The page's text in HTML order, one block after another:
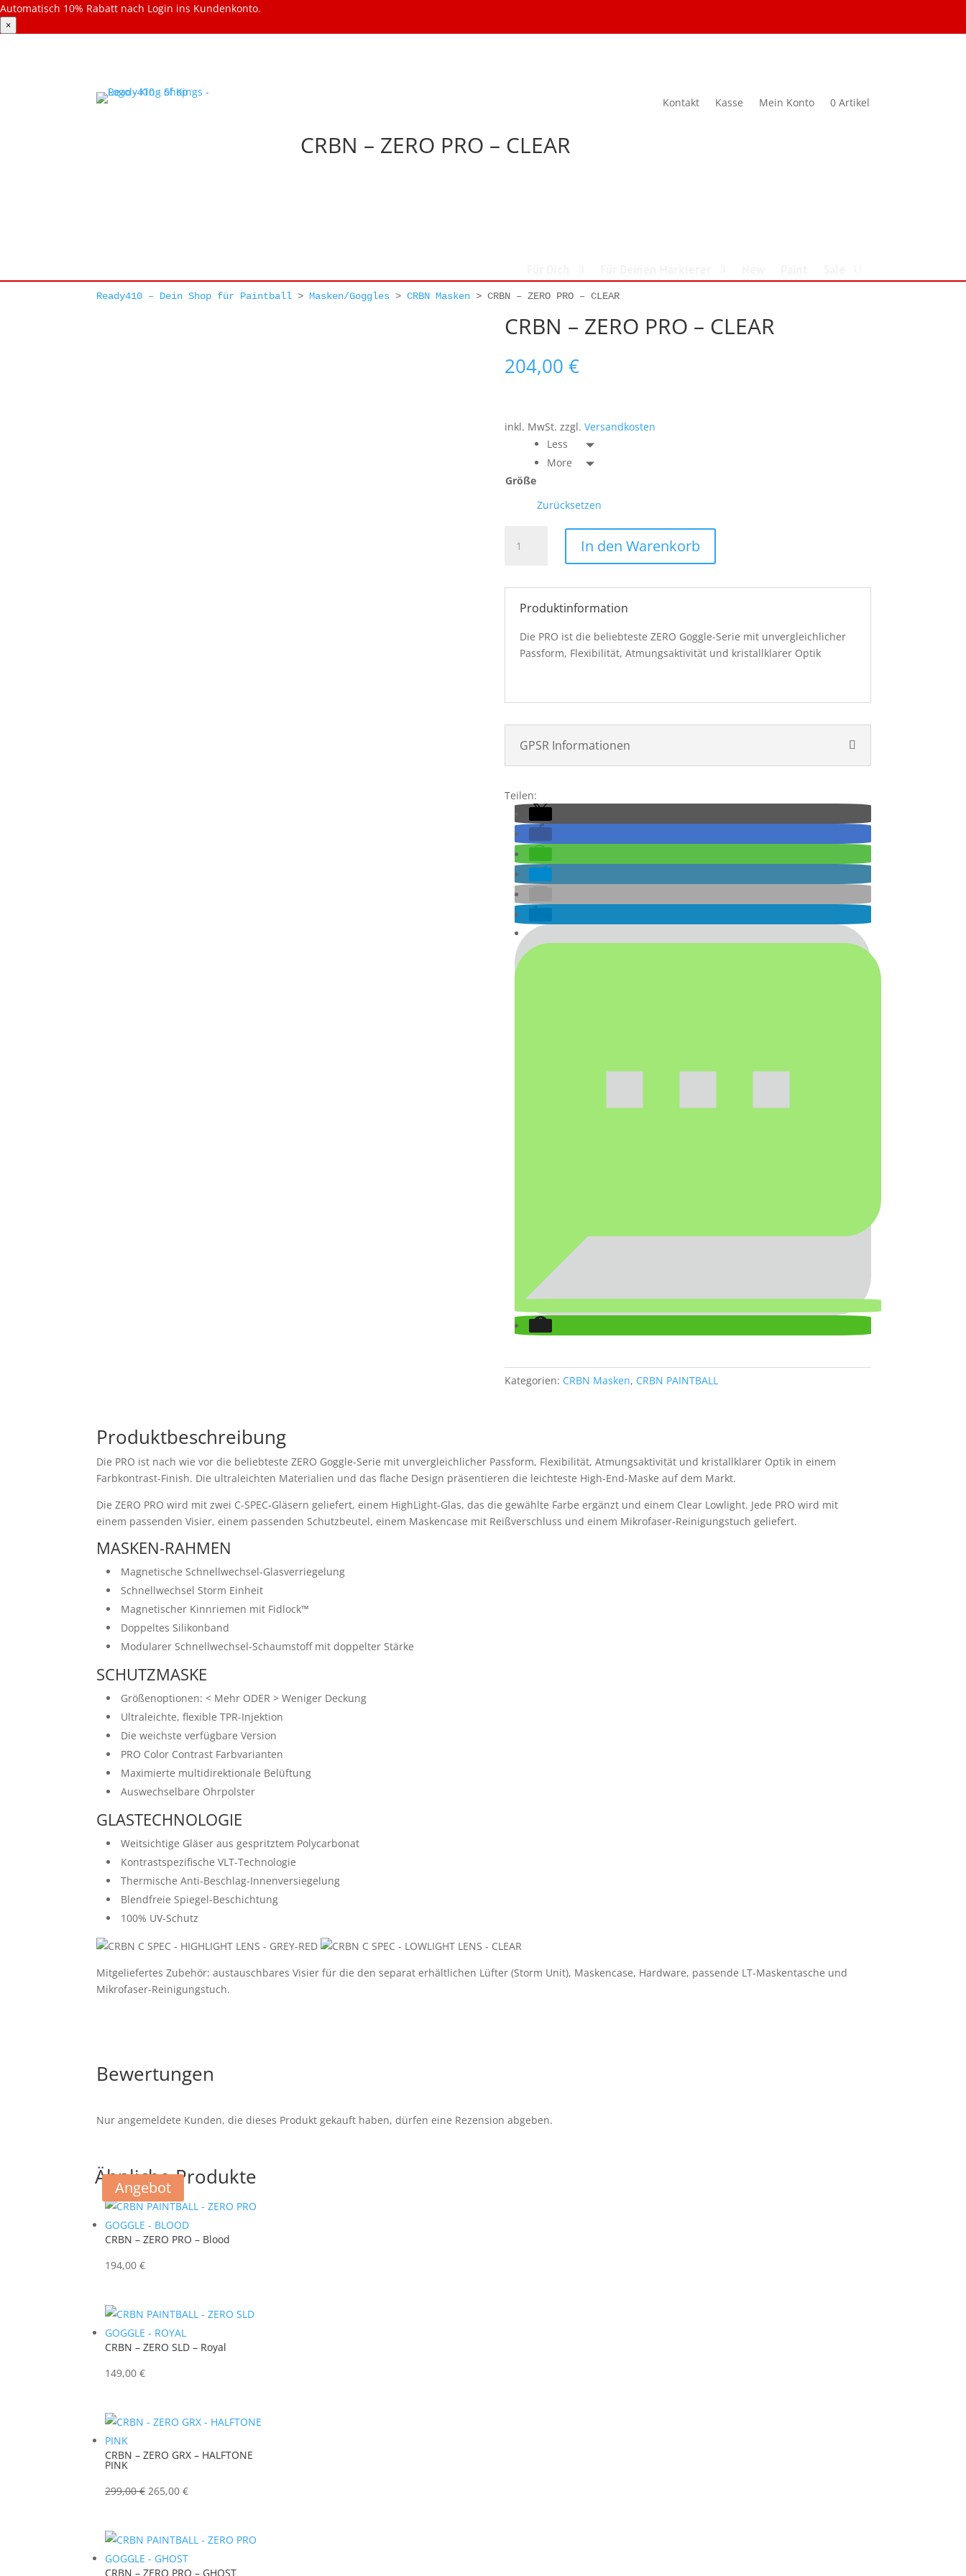
Automatisch 10% Rabatt nach Login ins Kundenkonto.
×
Kontakt Kasse Mein Konto 0 Artikel
CRBN – ZERO PRO – CLEAR
Ready410 – Dein Shop für Paintball >Masken/Goggles >CRBN Masken >CRBN – ZERO PRO – CLEAR
CRBN – ZERO PRO – CLEAR
204,00 €
inkl. MwSt. zzgl. Versandkosten
Größe
Less
More
Zurücksetzen
CLEAR
Menge
In den Warenkorb
Produktinformation
Die PRO ist die beliebteste ZERO Goggle-Serie mit unvergleichlicher
Passform, Flexibilität, Atmungsaktivität und kristallklarer Optik
GPSR Informationen
Teilen:
Kategorien: CRBN Masken, CRBN PAINTBALL
Produktbeschreibung
Die PRO ist nach wie vor die beliebteste ZERO Goggle-Serie mit unvergleichlicher Passform, Flexibilität, Atmungsaktivität und kristallklarer Optik in einem
Farbkontrast-Finish. Die ultraleichten Materialien und das flache Design präsentieren die leichteste High-End-Maske auf dem Markt.
Die ZERO PRO wird mit zwei C-SPEC-Gläsern geliefert, einem HighLight-Glas, das die gewählte Farbe ergänzt und einem Clear Lowlight. Jede PRO wird mit
einem passenden Visier, einem passenden Schutzbeutel, einem Maskencase mit Reißverschluss und einem Mikrofaser-Reinigungstuch geliefert.
MASKEN-RAHMEN
Magnetische Schnellwechsel-Glasverriegelung
Schnellwechsel Storm Einheit
Magnetischer Kinnriemen mit Fidlock™
Doppeltes Silikonband
Modularer Schnellwechsel-Schaumstoff mit doppelter Stärke
SCHUTZMASKE
Größenoptionen: < Mehr ODER > Weniger Deckung
Ultraleichte, flexible TPR-Injektion
Die weichste verfügbare Version
PRO Color Contrast Farbvarianten
Maximierte multidirektionale Belüftung
Auswechselbare Ohrpolster
GLASTECHNOLOGIE
Weitsichtige Gläser aus gespritztem Polycarbonat
Kontrastspezifische VLT-Technologie
Thermische Anti-Beschlag-Innenversiegelung
Blendfreie Spiegel-Beschichtung
100% UV-Schutz
Mitgeliefertes Zubehör: austauschbares Visier für die den separat erhältlichen Lüfter (Storm Unit), Maskencase, Hardware, passende LT-Maskentasche und
Mikrofaser-Reinigungstuch.
Bewertungen
Nur angemeldete Kunden, die dieses Produkt gekauft haben, dürfen eine Rezension abgeben.
Ähnliche Produkte
CRBN – ZERO PRO – Blood
194,00 €
CRBN – ZERO SLD – Royal
149,00 €
Angebot
CRBN – ZERO GRX – HALFTONE
PINK
299,00€ Ursprünglicher
299,00 €
265,00 €Aktueller
265,00 €.
CRBN – ZERO PRO – GHOST